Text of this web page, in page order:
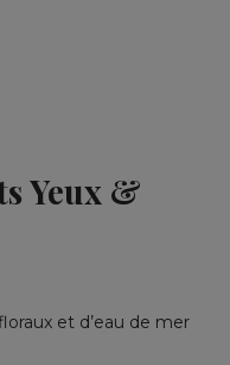
Yeux &
et d’eau de mer